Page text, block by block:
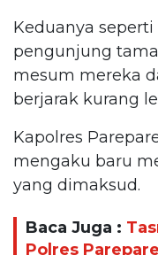
Keduanya
pengunjung
mesum mereka
berjarak kurang
Kapolres
mengaku baru
yang dimaksud.
Baca Juga :
Polres